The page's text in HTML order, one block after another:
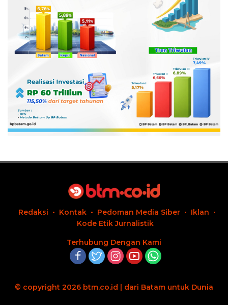
Redaksi Kontak Pedoman Media Siber
Iklan
Kode Etik Jurnalistik
Terhubung Dengan Kami
© copyright 2026 btm.co.id | dari Batam untuk Dunia